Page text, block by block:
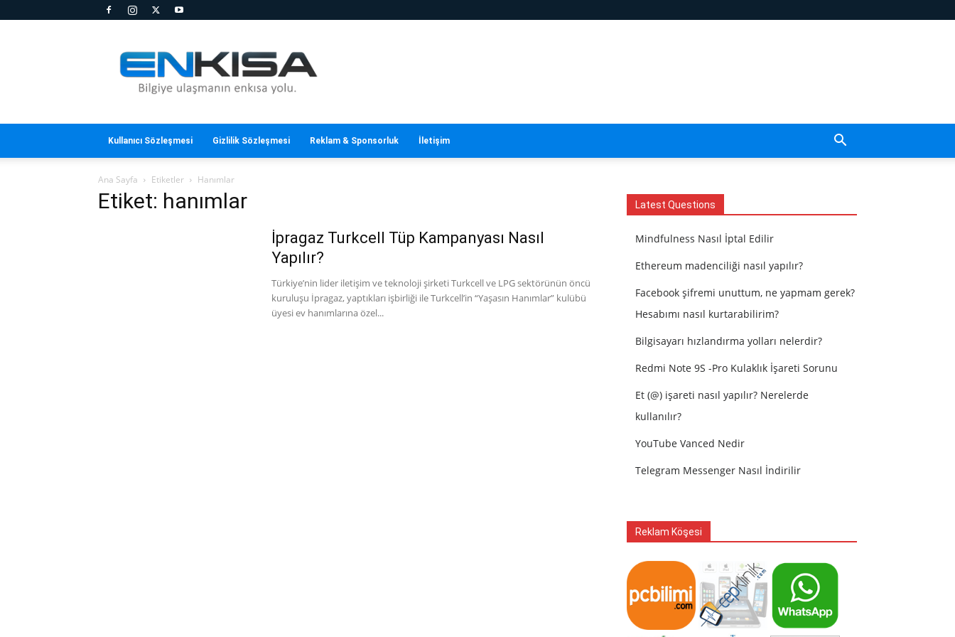
Kısa
Kullanıcı Sözleşmesi Gizlilik Sözleşmesi Reklam & Sponsorluk İletişim
Ana Sayfa Etiketler Hanımlar
Etiket: hanımlar
İpragaz Turkcell Tüp Kampanyası Nasıl
Yapılır?
Türkiye’nin lider iletişim ve teknoloji şirketi Turkcell ve LPG sektörünün öncü
kuruluşu İpragaz, yaptıkları işbirliği ile Turkcell’in “Yaşasın Hanımlar” kulübü
üyesi ev hanımlarına özel...
Latest Questions
Mindfulness Nasıl İptal Edilir
Ethereum madenciliği nasıl yapılır?
Facebook şifremi unuttum, ne yapmam gerek?
Hesabımı nasıl kurtarabilirim?
Bilgisayarı hızlandırma yolları nelerdir?
Redmi Note 9S -Pro Kulaklık İşareti Sorunu
Et (@) işareti nasıl yapılır? Nerelerde
kullanılır?
YouTube Vanced Nedir
Telegram Messenger Nasıl İndirilir
Reklam Köşesi